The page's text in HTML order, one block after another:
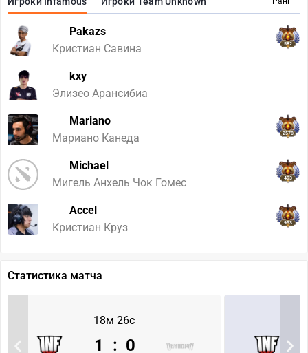
Pakazs
Кристиан Савина
582
kxy
Элизео Арансибиа
Mariano
Мариано Канеда
2578
Michael
Мигель Анхель Чок Гомес
493
Accel
Кристиан Круз
953
Статистика матча
18м 26с
1 : 0